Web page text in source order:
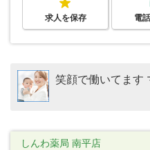
求人を保存 電
笑顔で働いてます
しんわ薬局 南平店